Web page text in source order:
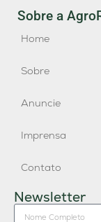
Sobre a
Home
Sobre
Anuncie
Imprensa
Contato
Newsletter